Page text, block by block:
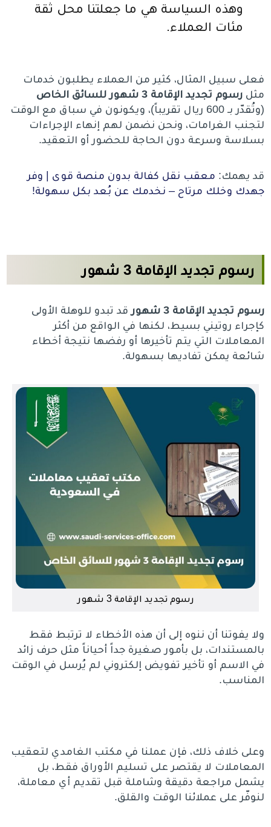
وهذه السياسة هي ما جعلتنا محل ثقة
مئات العملاء.
فعلى سبيل المثال، كثير من العملاء يطلبون خدمات
مثلرسوم تجديد الإقامة 3 شهور للسائق الخاص
(وتُقدّر بـ 600 ريال تقريباً)، ويكونون في سباق مع الوقت
لتجنب الغرامات، ونحن نضمن لهم إنهاء الإجراءات
بسلاسة وسرعة دون الحاجة للحضور أو التعقيد.
قد يهمك: معقب نقل كفالة بدون منصة قوى | وفر
جهدك وخلك مرتاح – نخدمك عن بُعد بكل سهولة!
رسوم تجديد الإقامة 3 شهور
رسوم تجديد الإقامة 3 شهور
قد تبدو للوهلة الأولى
كإجراء روتيني بسيط، لكنها في الواقع من أكثر
المعاملات التي يتم تأخيرها أو رفضها نتيجة أخطاء
شائعة يمكن تفاديها بسهولة.
رسوم تجديد الإقامة 3 شهور
ولا يفوتنا أن ننوه إلى أن هذه الأخطاء لا ترتبط فقط
بالمستندات، بل بأمور صغيرة جداً أحياناً مثل حرف زائد
في الاسم أو تأخير تفويض إلكتروني لم يُرسل في الوقت
المناسب.
وعلى خلاف ذلك، فإن عملنا في مكتب الغامدي لتعقيب
المعاملات لا يقتصر على تسليم الأوراق فقط، بل
يشمل مراجعة دقيقة وشاملة قبل تقديم أي معاملة،
لنوفّر على عملائنا الوقت والقلق.